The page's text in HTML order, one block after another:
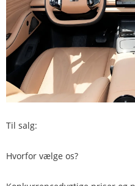
Til salg:
Hvorfor vælge os?